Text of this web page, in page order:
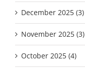
December 2025 (3)
November 2025 (3)
October 2025 (4)